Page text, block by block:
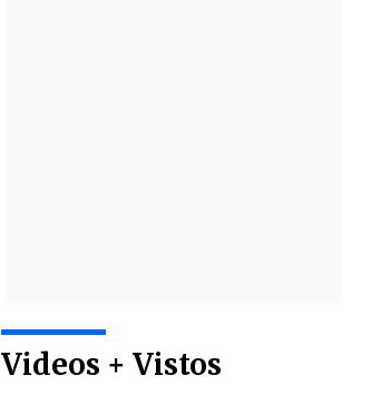
Videos + Vistos